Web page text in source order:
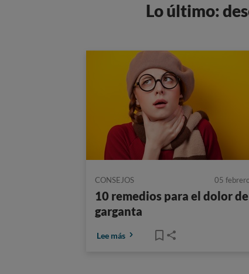
Lo último:
CONSEJOS 05
10 remedios para el dolor de
garganta
Lee más